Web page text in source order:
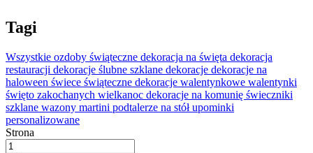
Tagi
Wszystkie ozdoby świąteczne dekoracja na święta dekoracja
restauracji dekoracje ślubne szklane dekoracje dekoracje na
haloween świece świąteczne dekoracje walentynkowe walentynki
święto zakochanych wielkanoc dekoracje na komunię świeczniki
szklane wazony martini podtalerze na stółupominki
personalizowane
Strona